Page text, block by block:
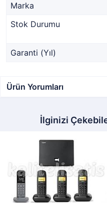
Marka
Stok Durumu
Garanti (Yıl)
Ürün Yorumları
İlginizi